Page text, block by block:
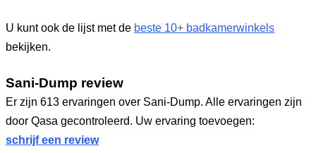
U kunt ook de lijst met de beste 10+ badkamerwinkels
bekijken.
Sani-Dump review
Er zijn 613 ervaringen over Sani-Dump. Alle ervaringen zijn
door Qasa gecontroleerd. Uw ervaring toevoegen:
schrijf een review